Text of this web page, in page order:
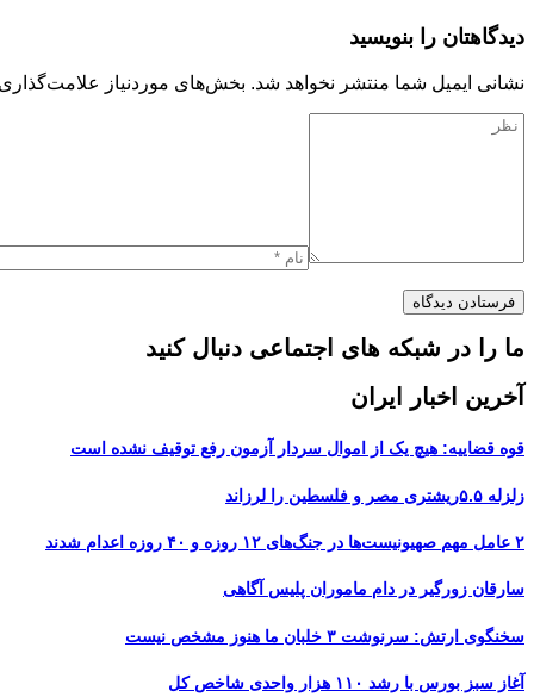
دیدگاهتان را بنویسید
نشانی ایمیل شما منتشر نخواهد شد. بخش‌های موردنیاز
ما را در شبکه های اجتماعی دنبال کنید
آخرین اخبار ایران
قوه قضاییه: هیچ یک از اموال سردار آزمون رفع توقیف نشده است
زلزله ۵.۵ریشتری مصر و فلسطین را لرزاند
۲ عامل مهم صهیونیست‌ها در جنگ‌های ۱۲ روزه و ۴۰ روزه اعدام شدند
سارقان زورگیر در دام ماموران پلیس آگاهی
سخنگوی ارتش: سرنوشت ۳ خلبان ما هنوز مشخص نیست
آغاز سبز بورس با رشد ۱۱۰ هزار واحدی شاخص کل